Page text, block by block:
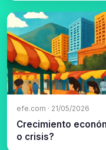
efe.com · 21/05/2026
Crecimiento
o crisis?